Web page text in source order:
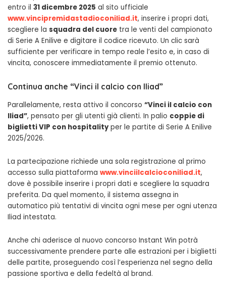
entro il 31 dicembre 2025 al sito ufficiale
www.vincipremidastadioconiliad.it, inserire i propri dati,
scegliere la squadra del cuore tra le venti del campionato
di Serie A Enilive e digitare il codice ricevuto. Un clic sarà
sufficiente per verificare in tempo reale l’esito e, in caso di
vincita, conoscere immediatamente il premio ottenuto.
Continua anche “Vinci il calcio con Iliad”
Parallelamente, resta attivo il concorso “Vinci il calcio con
Iliad”, pensato per gli utenti già clienti. In palio coppie di
biglietti VIP con hospitalityper le partite di Serie A Enilive
2025/2026.
La partecipazione richiede una sola registrazione al primo
accesso sulla piattaforma www.vinciilcalcioconiliad.it,
dove è possibile inserire i propri dati e scegliere la squadra
preferita. Da quel momento, il sistema assegna in
automatico più tentativi di vincita ogni mese per ogni utenza
Iliad intestata.
Anche chi aderisce al nuovo concorso Instant Win potrà
successivamente prendere parte alle estrazioni per i biglietti
delle partite, proseguendo così l’esperienza nel segno della
passione sportiva e della fedeltà al brand.